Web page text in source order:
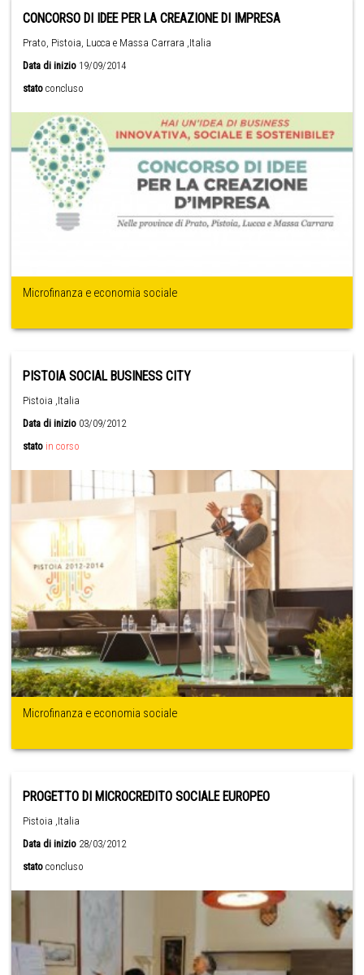
CONCORSO DI IDEE PER LA CREAZIONE DI IMPRESA
Prato, Pistoia, Lucca e Massa Carrara ,Italia
Data di inizio 19/09/2014
stato concluso
Microfinanza e economia sociale
PISTOIA SOCIAL BUSINESS CITY
Pistoia ,Italia
Data di inizio 03/09/2012
stato in corso
Microfinanza e economia sociale
PROGETTO DI MICROCREDITO SOCIALE EUROPEO
Pistoia ,Italia
Data di inizio 28/03/2012
stato concluso